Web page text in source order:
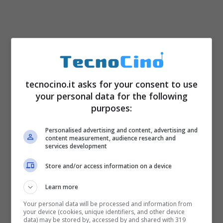
Se da un lato Berlusconi in passato ha
provato a cambiare la Costituzione, dall’altro
voterà no al referendum costituzionale 2016.
Impossibile non dimenticare il suo “Chapeau”
tecnocino.it asks for your consent to use
your personal data for the following
purposes:
Personalised advertising and content, advertising and
content measurement, audience research and
services development
Store and/or access information on a device
Learn more
Your personal data will be processed and information from
your device (cookies, unique identifiers, and other device
data) may be stored by, accessed by and shared with 319